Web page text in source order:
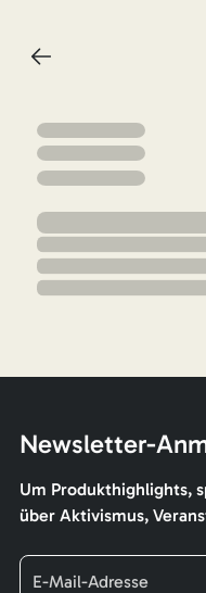
Newsletter-
Um Produkthighlights,
über Aktivismus,